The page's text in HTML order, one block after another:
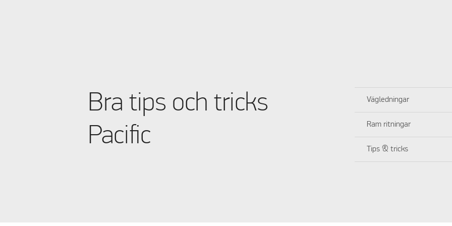
Bra tips och tricks
Pacific
Vägledningar
Ram ritningar
Tips & tricks